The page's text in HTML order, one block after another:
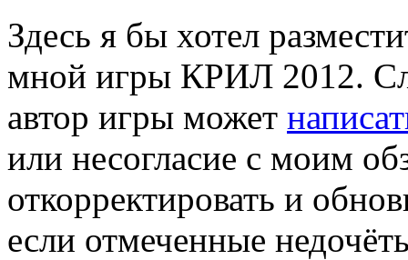
Здесь я бы хотел
мной игры КРИЛ 2012.
автор игры может
или несогласие с моим
откорректировать и
если отмеченные